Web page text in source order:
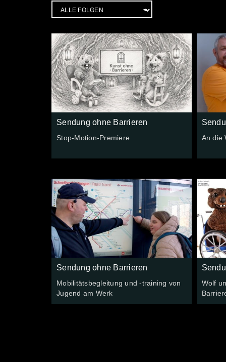
Sendung ohne Barrieren
Stop-Motion-Premiere An die
Sendung ohne Barrieren
Mobilitätsbegleitung und -training von
Jugend am Werk
Wolf